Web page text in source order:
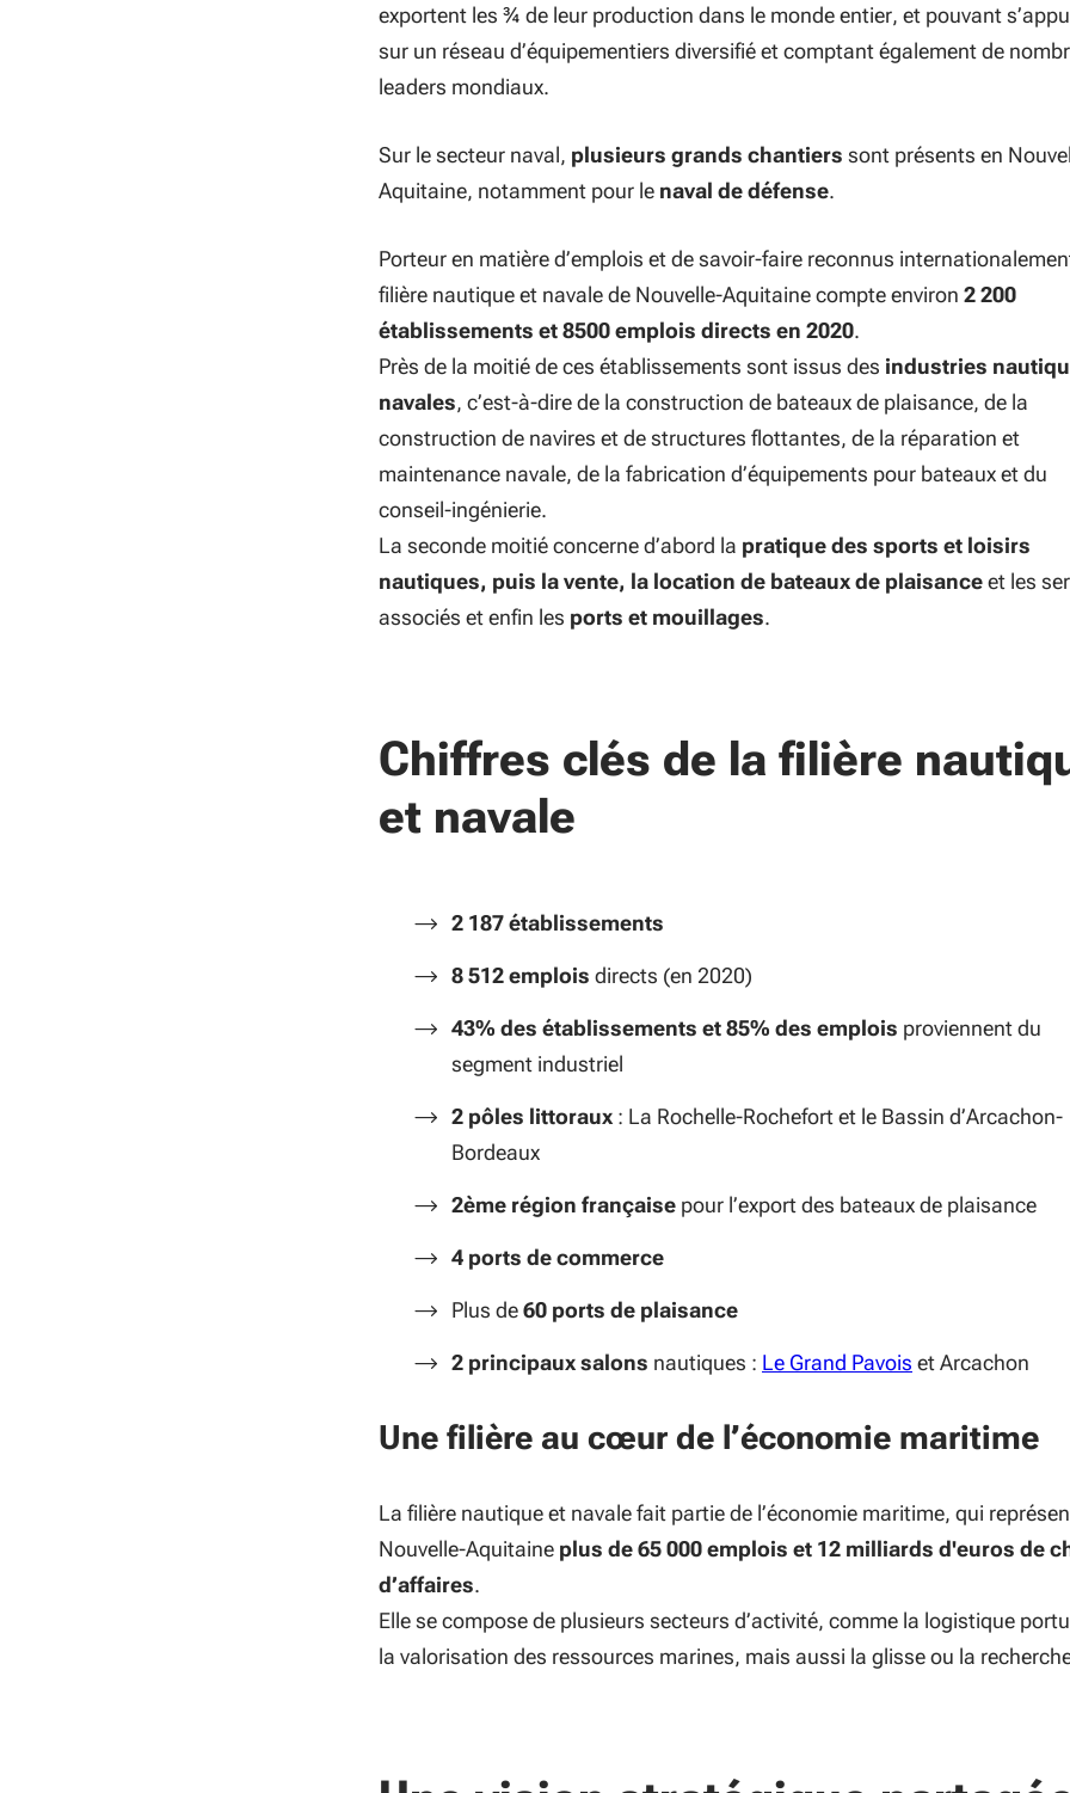
exportent les ¾ de leur production dans le monde entier, et pouvant
sur un réseau d’équipementiers diversifié et comptant également de
leaders mondiaux.
Sur le secteur naval, plusieurs grands chantiers sont présents en
Aquitaine, notamment pour le naval de défense.
Porteur en matière d’emplois et de savoir-faire reconnus
filière nautique et navale de Nouvelle-Aquitaine compte environ 2 200
établissements et 8500 emplois directs en 2020.
Près de la moitié de ces établissements sont issus des industries
navales, c’est-à-dire de la construction de bateaux de plaisance, de la
construction de navires et de structures flottantes, de la réparation et
maintenance navale, de la fabrication d’équipements pour bateaux et du
conseil-ingénierie.
La seconde moitié concerne d’abord la pratique des sports et loisirs
nautiques, puis la vente, la location de bateaux de plaisanceet les
associés et enfin les ports et mouillages.
Chiffres clés de la filière
et navale
2 187 établissements
8 512 emplois directs (en 2020)
43% des établissements et 85% des emplois proviennent du
segment industriel
2 pôles littoraux : La Rochelle-Rochefort et le Bassin d’Arcachon-
Bordeaux
2ème région française pour l’export des bateaux de plaisance
4 ports de commerce
Plus de60 ports de plaisance
2 principaux salons nautiques : Le Grand Pavois et Arcachon
Une filière au cœur de l’économie maritime
La filière nautique et navale fait partie de l’économie maritime, qui
Nouvelle-Aquitaine plus de 65 000 emplois et 12 milliards d'euros de
d’affaires.
Elle se compose de plusieurs secteurs d’activité, comme la logistique
la valorisation des ressources marines, mais aussi la glisse ou la